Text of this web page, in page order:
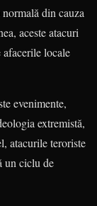
din cauza
aceste atacuri
locale
evenimente,
extremistă,
atacurile teroriste
un ciclu de